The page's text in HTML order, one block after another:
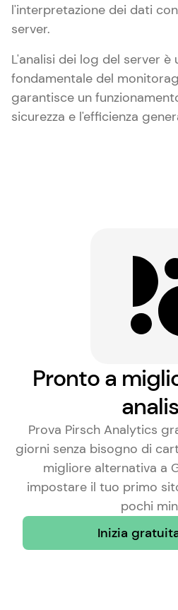
l'interpretazione dei dati
server.
L'analisi dei log del server è
fondamentale del
garantisce un
sicurezza e l'efficienza
Pronto a
Prova Pirsch Analytics
giorni senza bisogno di
migliore alternativa a
impostare il tuo primo
pochi
Inizia